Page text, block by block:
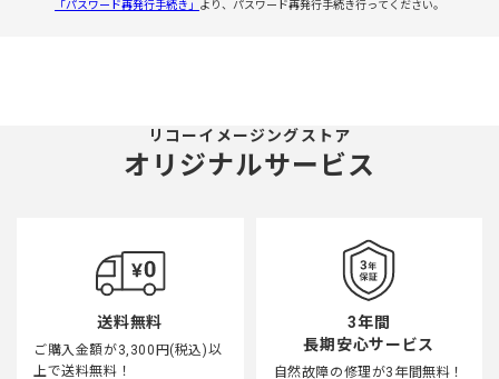
「パスワード再発行手続き」 より、パスワード再発行手続き行ってください。
リコーイメージングストア
オリジナルサービス
送料無料
ご購入金額が3,300円(税込)以
上で送料無料！
3年間
長期安心サービス
自然故障の修理が3年間無料！